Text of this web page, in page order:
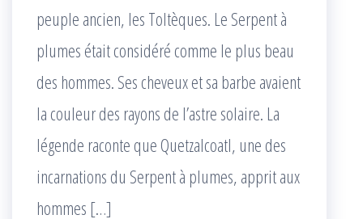
peuple ancien, les Toltèques. Le Serpent à
plumes était considéré comme le plus beau
des hommes. Ses cheveux et sa barbe avaient
la couleur des rayons de l’astre solaire. La
légende raconte que Quetzalcoatl, une des
incarnations du Serpent à plumes, apprit aux
hommes […]